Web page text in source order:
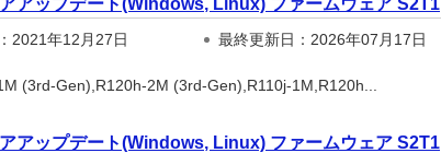
アップデート(Windows, Linux) ファームウェア S2T1
2021年12月27日
最終更新日：2026年07月17日
(3rd-Gen),R120h-2M (3rd-Gen),R110j-1M,R120h...
アップデート(Windows, Linux) ファームウェア S2T1